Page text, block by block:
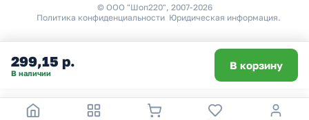
299,15 р.
В наличии
В корзину
© ООО "Шоп220", 2007-2026
Политика конфиденциальности Юридическая информация.